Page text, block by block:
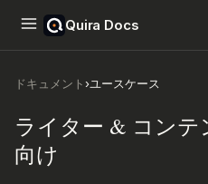
Quira Docs
ドキュメント›ユースケース
ライター & コン
向け